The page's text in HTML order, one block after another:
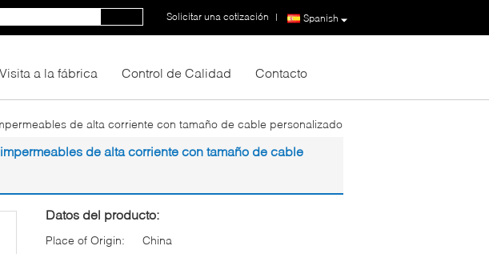
Spanish
Solicitar una cotización |
Visita a la fábrica Control de Calidad Contacto
de alta corriente con tamaño de cable personalizado
de alta corriente con tamaño de cable
Datos del producto:
Place of Origin:
China